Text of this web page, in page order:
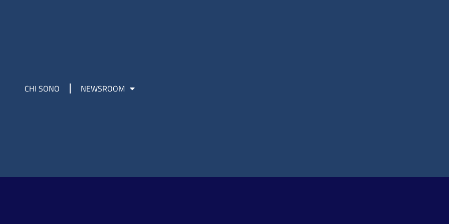
CHI SONO NEWSROOM